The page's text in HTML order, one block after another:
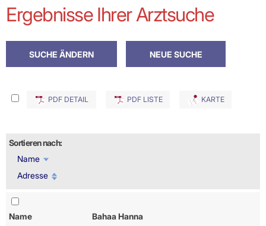
Ergebnisse Ihrer Arztsuche
PDF DETAIL PDF LISTE KARTE
Sortieren nach:
Name
Adresse
Name Bahaa Hanna